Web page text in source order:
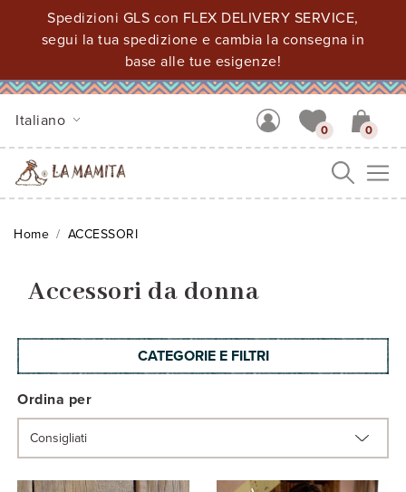
Spedizioni GLS con FLEX DELIVERY SERVICE,
segui la tua spedizione e cambia la consegna in
base alle tue esigenze!
Italiano
0 0
Home ACCESSORI
Accessori da donna
CATEGORIE E FILTRI
Ordina per